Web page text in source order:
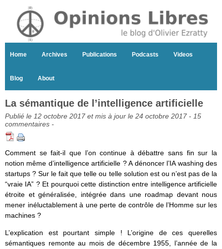
Home Archives Publications Podcasts Videos
Blog About
La sémantique de l’intelligence artificielle
Publié le 12 octobre 2017 et mis à jour le 24 octobre 2017 - 15
commentaires -
Comment se fait-il que l’on continue à débattre sans fin sur la
notion même d’intelligence artificielle ? A dénoncer l’IA washing des
startups ? Sur le fait que telle ou telle solution est ou n’est pas de la
“vraie IA” ? Et pourquoi cette distinction entre intelligence artificielle
étroite et généralisée, intégrée dans une roadmap devant nous
mener inéluctablement à une perte de contrôle de l’Homme sur les
machines ?
L’explication est pourtant simple ! L’origine de ces querelles
sémantiques remonte au mois de décembre 1955, l’année de la